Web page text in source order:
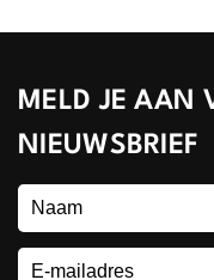
MELD JE AAN
NIEUWSBRIEF